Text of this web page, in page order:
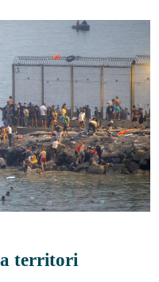
territori